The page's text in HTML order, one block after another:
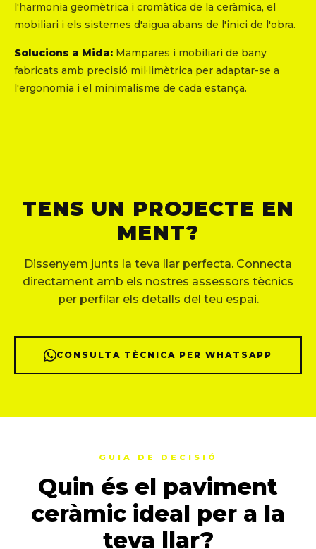
l'harmonia geomètrica i cromàtica de la ceràmica, el
mobiliari i els sistemes d'aigua abans de l'inici de l'obra.
Solucions a Mida: Mampares i mobiliari de bany
fabricats amb precisió mil·limètrica per adaptar-se a
l'ergonomia i el minimalisme de cada estança.
TENS UN PROJECTE EN
MENT?
Dissenyem junts la teva llar perfecta. Connecta
directament amb els nostres assessors tècnics
per perfilar els detalls del teu espai.
CONSULTA TÈCNICA PER WHATSAPP
GUIA DE DECISIÓ
Quin és el paviment
ceràmic ideal per a la
teva llar?